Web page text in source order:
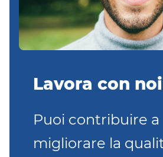
Lavora con noi
Puoi contribuire a
migliorare la